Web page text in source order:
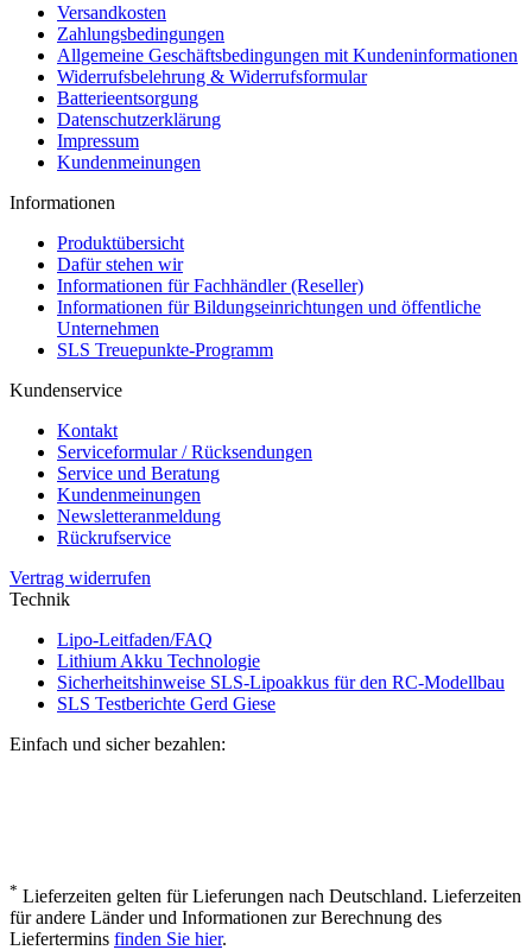
Versandkosten
Zahlungsbedingungen
Allgemeine Geschäftsbedingungen mit Kundeninformationen
Widerrufsbelehrung & Widerrufsformular
Batterieentsorgung
Datenschutzerklärung
Impressum
Kundenmeinungen
Informationen
Produktübersicht
Dafür stehen wir
Informationen für Fachhändler (Reseller)
Informationen für Bildungseinrichtungen und öffentliche
Unternehmen
SLS Treuepunkte-Programm
Kundenservice
Kontakt
Serviceformular / Rücksendungen
Service und Beratung
Kundenmeinungen
Newsletteranmeldung
Rückrufservice
Vertrag widerrufen
Technik
Lipo-Leitfaden/FAQ
Lithium Akku Technologie
Sicherheitshinweise SLS-Lipoakkus für den RC-Modellbau
SLS Testberichte Gerd Giese
Einfach und sicher bezahlen:
* Lieferzeiten gelten für Lieferungen nach Deutschland. Lieferzeiten
für andere Länder und Informationen zur Berechnung des
Liefertermins finden Sie hier.